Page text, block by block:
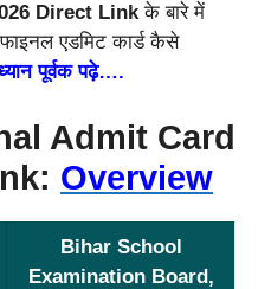
Direct Linkके बारे में
एडमिट कार्ड कैसे
पूर्वक पढ़े….
Admit Card
Overview
Bihar School
Examination Board,